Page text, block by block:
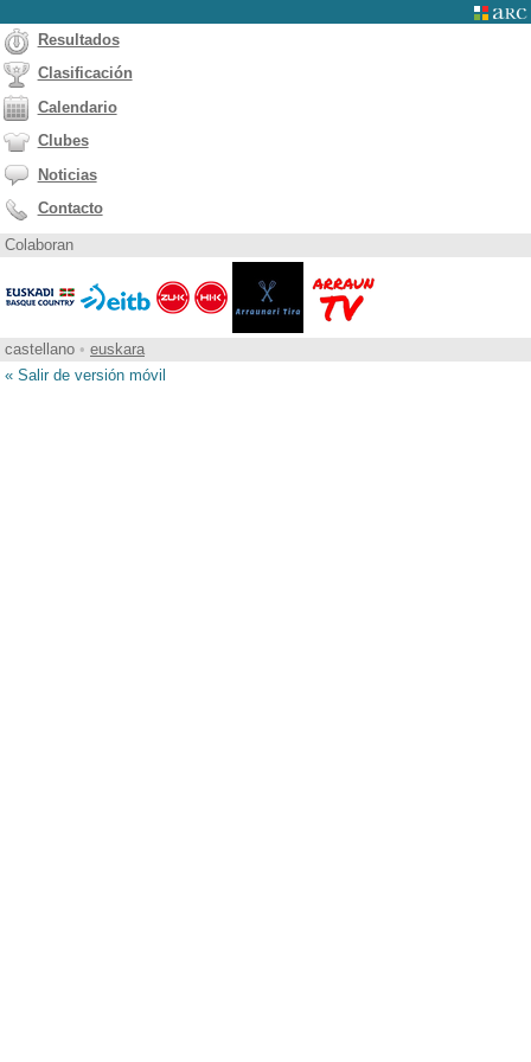
Resultados
Clasificación
Calendario
Clubes
Noticias
Contacto
Colaboran
castellano • euskara
« Salir de versión móvil